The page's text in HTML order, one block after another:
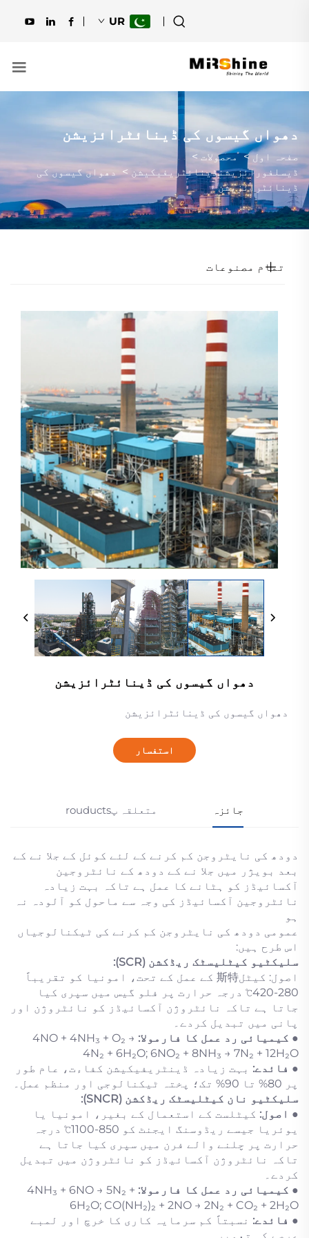
UR
دھواں گیسوں کی ڈینائٹرائزیشن
صفحہ اول>محصولات >
ڈیسلفورائزیشنڈینائٹریفیکیشن > دھواں گیسوں کی
ڈینائٹرائزیشن
تمام مصنوعات
دھواں گیسوں کی ڈینائٹرائزیشن
دھواں گیسوں کی ڈینائٹرائزیشن
استفسار
جائزہ متعلقہ پrouducts
دودھ کی نایٹروجن کم کرنے کے لئے کوئل کے جلا نے کے
بعد بویژر میں جلا نے کے دودھ کے نائٹروجین
آکسائیڈز کو ہٹانے کا عمل ہے تاکہ بہت زیادہ
نائٹروجین آکسائیڈز کی وجہ سے ماحول کو آلودہ نہ
ہو
عمومی دودھ کی نایٹروجن کم کرنے کی ٹیکنالوجیاں
اس طرح ہیں:
سلیکٹیو کیٹلیسٹک ریڈکشن (SCR):
اصول: کیٹل斯特 کے عمل کے تحت، امونیا کو تقریباً
280-420℃ درجہ حرارت پر فلو گیس میں سپری کیا
جاتا ہے تاکہ نائٹروژن آکسائیڈز کو نائٹروژن اور
پانی میں تبدیل کردے۔
● کیمیائی رد عمل کا فارمولا: 4NO + 4NH₃ + O₂ →
4N₂ + 6H₂O; 6NO₂ + 8NH₃ → 7N₂ + 12H₂O
● فائدے: بہت زیادہ ڈینٹریفیکیشن کفاءت، عام طور
پر 80% تا 90% تک؛ پختہ ٹیکنالوجی اور منظم عمل۔
سلیکٹیو نان کیٹلیسٹک ریڈکشن (SNCR):
● اصول: کیٹلست کے استعمال کے بغیر، امونیا یا
یوئریا جیسے ریڈوسنگ ایجنٹ کو 850-1100℃ درجہ
حرارت پر چلنے والے فرن میں سپری کیا جاتا ہے
تاکہ نائٹروژن آکسائیڈز کو نائٹروژن میں تبدیل
کردے۔
● کیمیائی رد عمل کا فارمولا: 4NH₃ + 6NO → 5N₂ +
6H₂O; CO(NH₂)₂ + 2NO → 2N₂ + CO₂ + 2H₂O
● فائدے: نسبتاً کم سرمایہ کاری کا خرچ اور لمبے